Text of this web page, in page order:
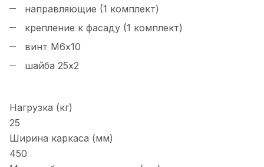
направляющие (1 комплект)
крепление к фасаду (1 комплект)
винт М6х10
шайба 25х2
Нагрузка (кг)
25
Ширина каркаса (мм)
450